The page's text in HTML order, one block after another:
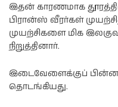
இதன் காரணமாக
பிரான்ஸ் வீரர்கள்
முயற்சிகளை மிக
நிறுத்தினார்.
இடைவேளைக்குப் பின்னர்
தொடங்கியது.